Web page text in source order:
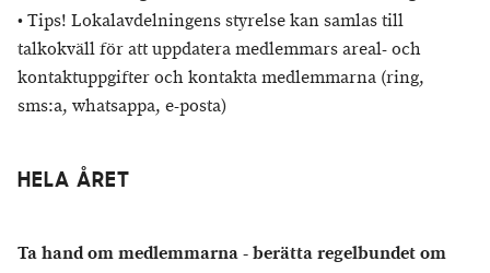
• Tips! Lokalavdelningens styrelse kan samlas till
talkokväll för att uppdatera medlemmars areal- och
kontaktuppgifter och kontakta medlemmarna (ring,
sms:a, whatsappa, e-posta)
HELA ÅRET
Ta hand om medlemmarna - berätta regelbundet om